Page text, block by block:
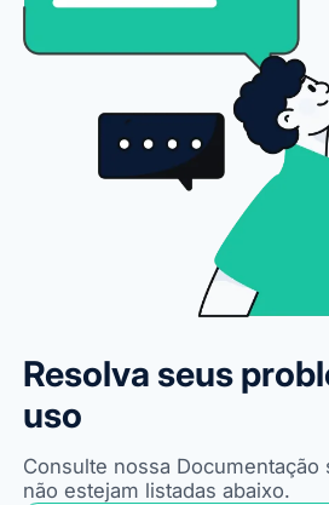
Resolva seus
uso
Consulte nossa
não estejam listadas abaixo.